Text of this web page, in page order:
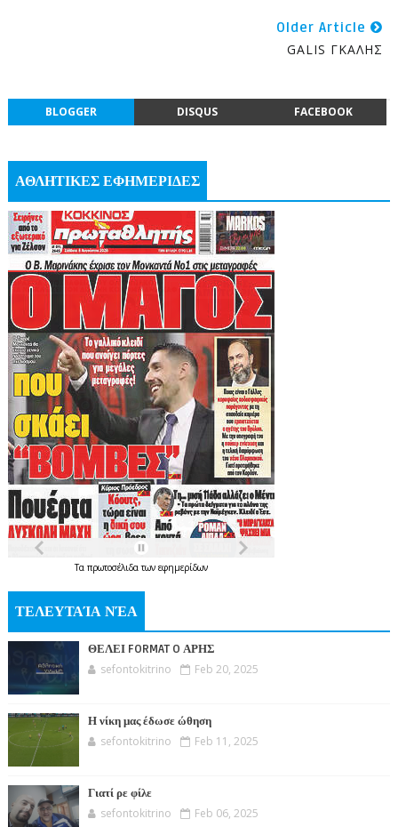
Older Article
GALIS ΓΚΑΛΗΣ
BLOGGER DISQUS FACEBOOK
ΑΘΛΗΤΙΚΕΣ ΕΦΗΜΕΡΙΔΕΣ
Τα πρωτοσέλιδατων εφημερίδων
ΤΕΛΕΥΤΑΊΑ ΝΈΑ
ΘΕΛΕΙ FORMAT O ΑΡΗΣ
sefontokitrino Feb 20, 2025
Η νίκη μας έδωσε ώθηση
sefontokitrino Feb 11, 2025
Γιατί ρε φίλε
sefontokitrino Feb 06, 2025